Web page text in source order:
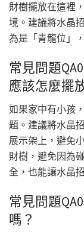
財樹擺放在這裡
境。建議將水晶
為是「青龍位」
常見問題
應該怎麼擺
如果家中有小孩
題。建議將水晶
展示架上，避免
財樹，避免因為
全，也能讓水晶
常見問題
嗎？